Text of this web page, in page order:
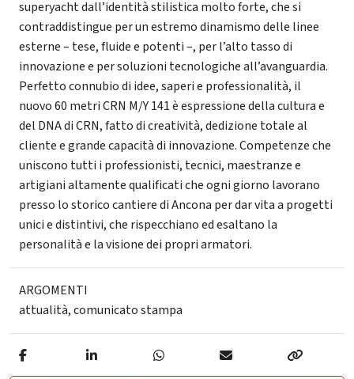
superyacht dall’identità stilistica molto forte, che si
contraddistingue per un estremo dinamismo delle linee
esterne – tese, fluide e potenti –, per l’alto tasso di
innovazione e per soluzioni tecnologiche all’avanguardia.
Perfetto connubio di idee, saperi e professionalità, il
nuovo 60 metri CRN M/Y 141 è espressione della cultura e
del DNA di CRN, fatto di creatività, dedizione totale al
cliente e grande capacità di innovazione. Competenze che
uniscono tutti i professionisti, tecnici, maestranze e
artigiani altamente qualificati che ogni giorno lavorano
presso lo storico cantiere di Ancona per dar vita a progetti
unici e distintivi, che rispecchiano ed esaltano la
personalità e la visione dei propri armatori.
ARGOMENTI
attualità,comunicato stampa